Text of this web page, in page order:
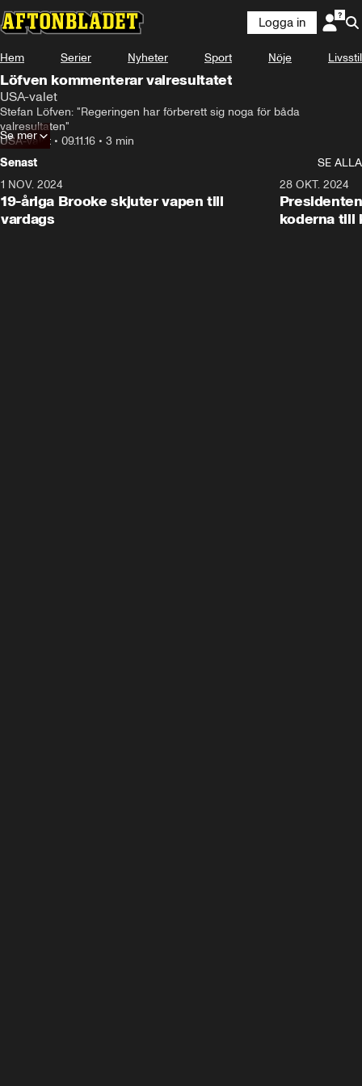
Logga in
Hem Serier Nyheter Sport Nöje Livsstil
Löfven kommenterar valresultatet
USA-valet
Stefan Löfven: "Regeringen har förberett sig noga för båda
valresultaten"
USA-valet • 09.11.16 • 3 min
Se mer
Senast
SE ALLA
1 NOV. 2024
19-åriga Brooke skjuter vapen till
vardags
28 OKT. 2024
koderna till